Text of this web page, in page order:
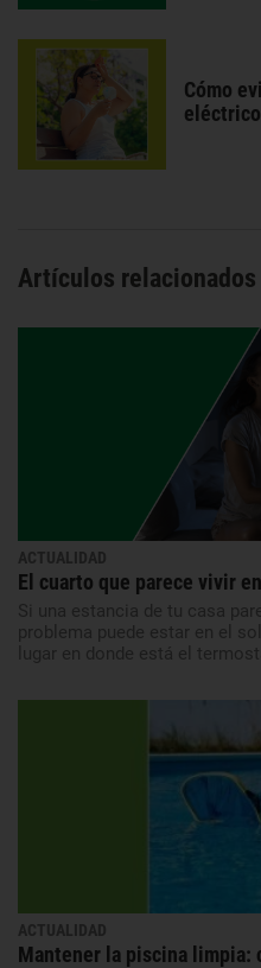
Cómo
Artículos relacionados
ACTUALIDAD
El cuarto que parece vivir
Si una estancia de tu casa
problema puede estar en el
lugar en donde está el
ACTUALIDAD
Mantener la piscina limpia: